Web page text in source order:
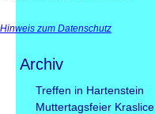
Hinweis zum Datenschutz
Archiv
Navigation
überspringen
Treffen in Hartenstein
Muttertagsfeier Kraslice